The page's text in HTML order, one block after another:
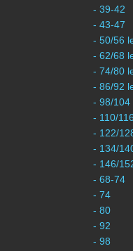
- 39-42
- 43-47
- 50/56
- 62/68
- 74/80
- 86/92
- 98/104
- 110/
- 122/
- 134/
- 146/
- 68-74
- 74
- 80
- 92
- 98